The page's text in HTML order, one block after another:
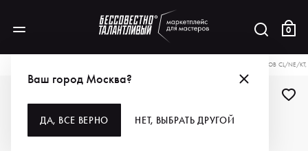
0
Ваш город Москва?
ДА, ВСЕ ВЕРНО НЕТ, ВЫБРАТЬ ДРУГОЙ
COIFIN СОПЛО ДЛЯ ФЕНОВ CL/NE/